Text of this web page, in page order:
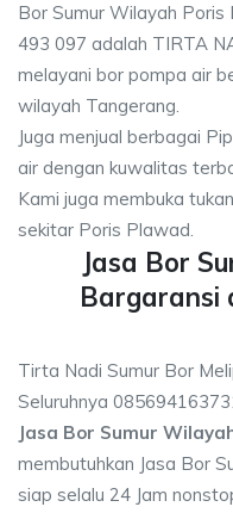
Bor Sumur Wilayah
493 097 adalah TIRTA
melayani bor pompa air
wilayah Tangerang.
Juga menjual berbagai
air dengan kuwalitas
Kami juga membuka
sekitar Poris Plawad.
Jasa Bor
Bargaransi
Tirta Nadi Sumur Bor
Seluruhnya
Jasa Bor Sumur
membutuhkan Jasa Bor
siap selalu 24 Jam